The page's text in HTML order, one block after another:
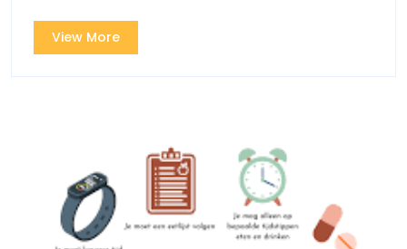
View MoreView
More